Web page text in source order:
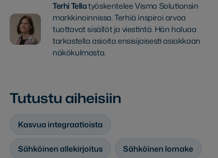
Terhi Tellatyöskentelee Visma Solutionsin
markkinoinnissa. Terhiä inspiroi arvoa
tuottavat sisällöt ja viestintä. Hän haluaa
tarkastella asioita ensisijaisesti asiakkaan
näkökulmasta.
Tutustu aiheisiin
Kasvua integraatioista
Sähköinen allekirjoitus Sähköinen lomake